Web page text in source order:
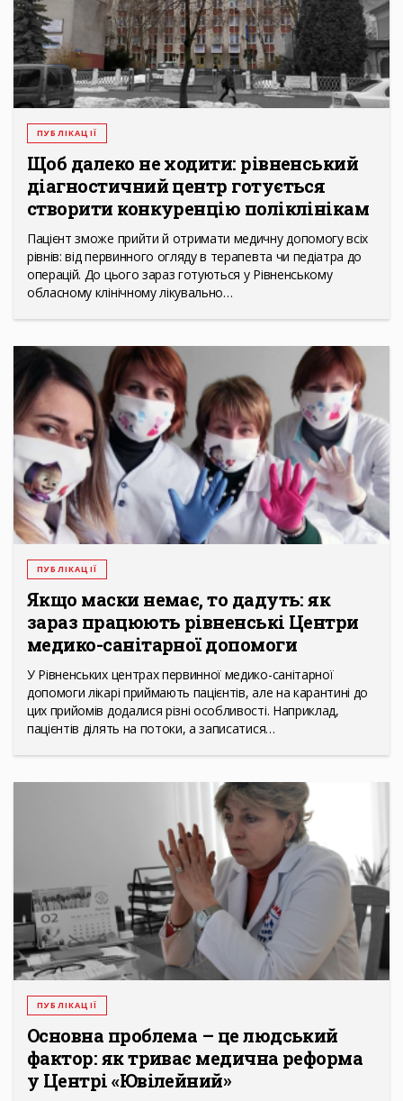
ПУБЛІКАЦІЇ
Щоб далеко не ходити: рівненський
діагностичний центр готується
створити конкуренцію поліклінікам
Пацієнт зможе прийти й отримати медичну допомогу всіх
рівнів: від первинного огляду в терапевта чи педіатра до
операцій. До цього зараз готуються у Рівненському
обласному клінічному лікувально…
ПУБЛІКАЦІЇ
Якщо маски немає, то дадуть: як
зараз працюють рівненські Центри
медико-санітарної допомоги
У Рівненських центрах первинної медико-санітарної
допомоги лікарі приймають пацієнтів, але на карантині до
цих прийомів додалися різні особливості. Наприклад,
пацієнтів ділять на потоки, а записатися…
ПУБЛІКАЦІЇ
Основна проблема – це людський
фактор: як триває медична реформа
у Центрі «Ювілейний»